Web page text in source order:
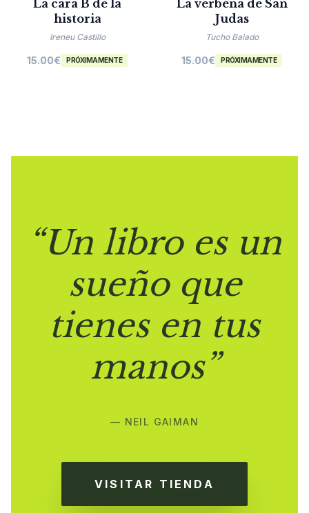
La cara B de la
historia
Ireneu Castillo
15.00€ PRÓXIMAMENTE
La verbena de San
Judas
Tucho Balado
15.00€ PRÓXIMAMENTE
“Un libro es un
sueño que
tienes en tus
manos”
— NEIL GAIMAN
VISITAR TIENDA